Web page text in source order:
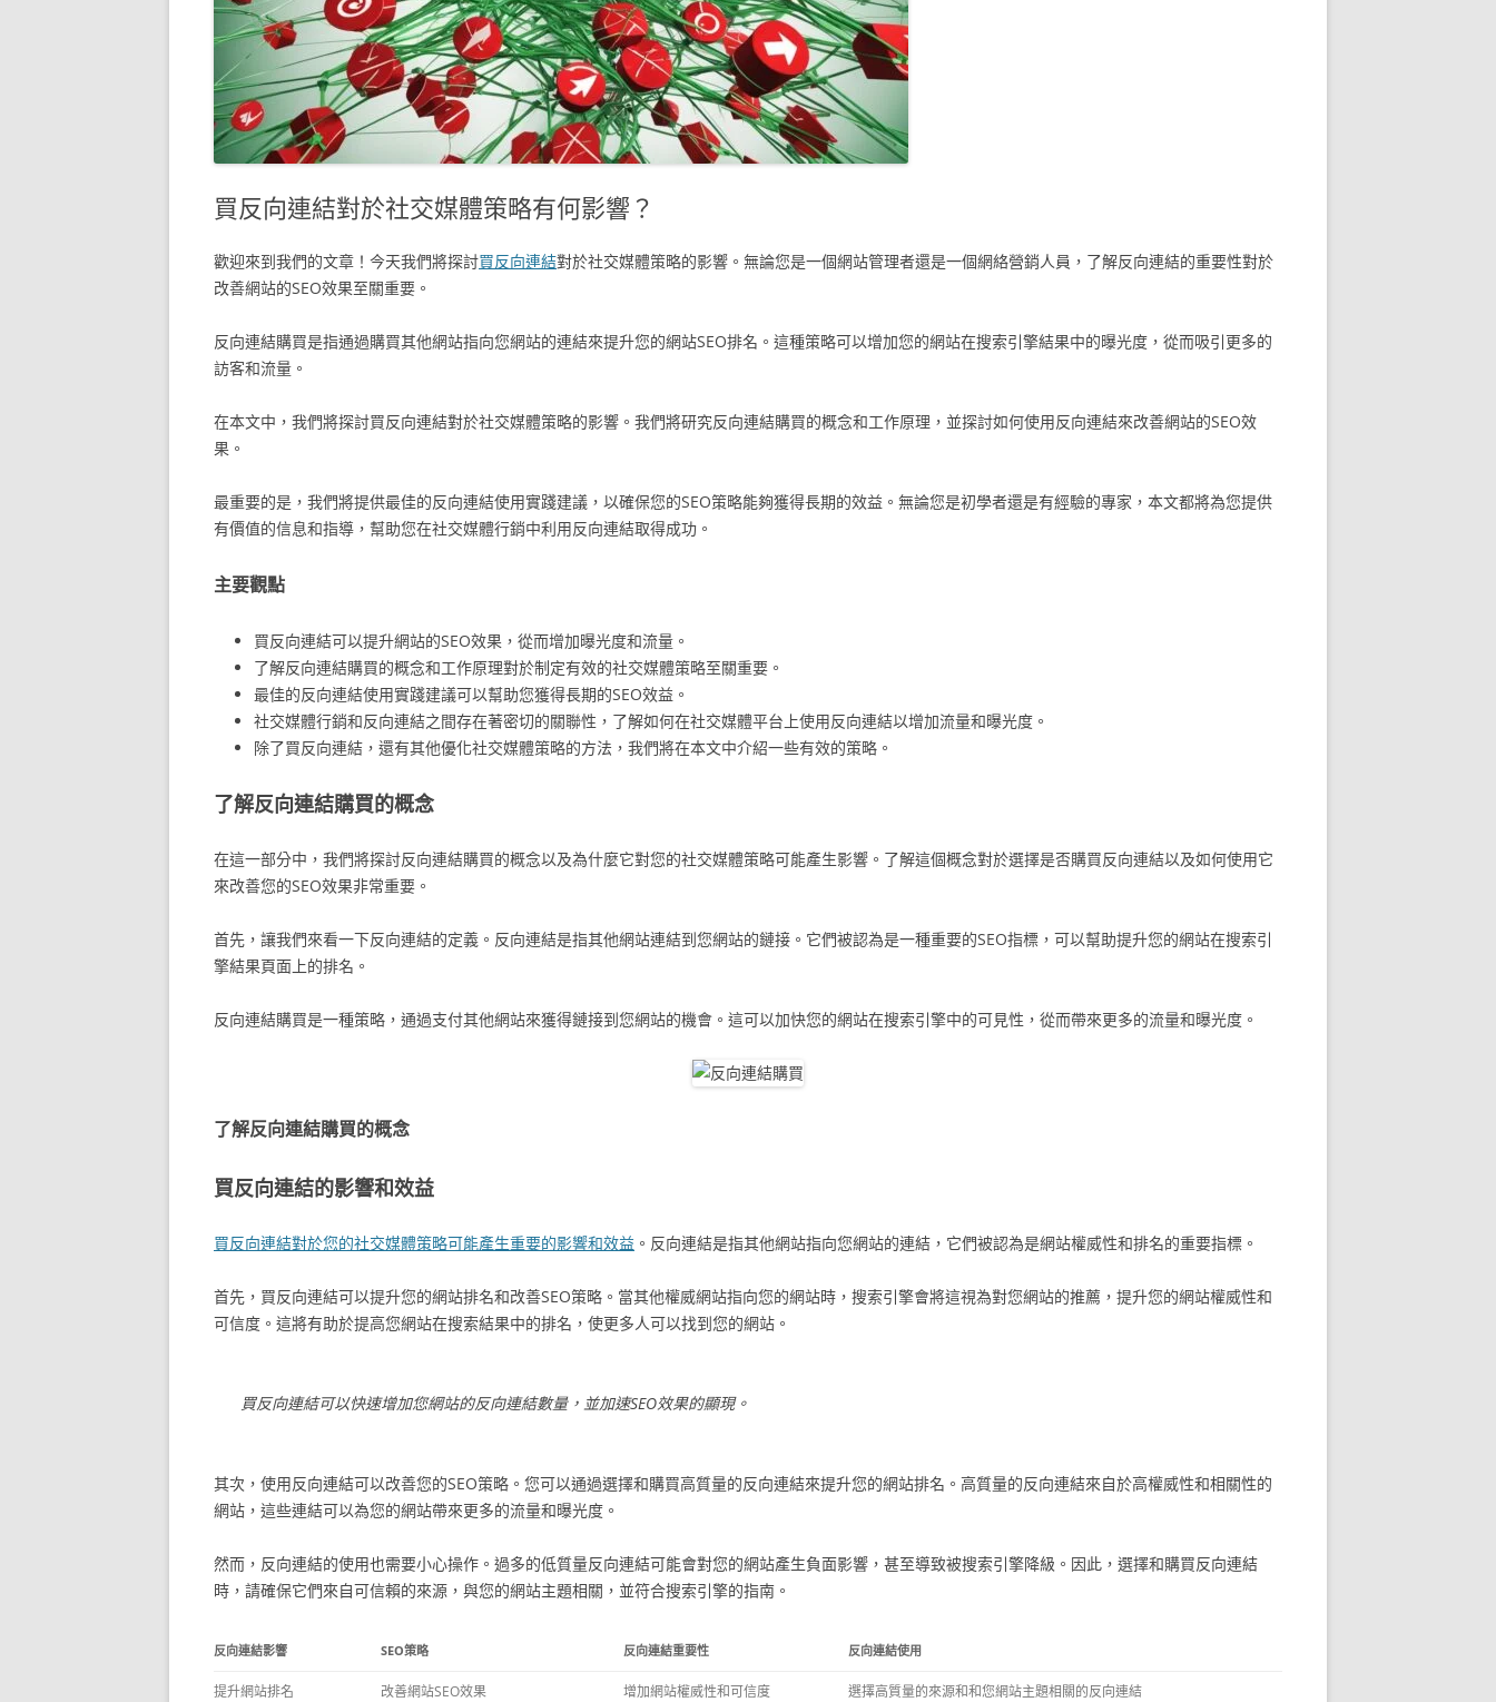
買反向連結對於社交媒體策略有何影響？
歡迎來到我們的文章！今天我們將探討買反向連結對於社交媒體策略的影響。無論您是一個網站管理者還是一個網絡營銷人員，了解反向連結的重要性對於
改善網站的SEO效果至關重要。
反向連結購買是指通過購買其他網站指向您網站的連結來提升您的網站SEO排名。這種策略可以增加您的網站在搜索引擎結果中的曝光度，從而吸引更多的
訪客和流量。
在本文中，我們將探討買反向連結對於社交媒體策略的影響。我們將研究反向連結購買的概念和工作原理，並探討如何使用反向連結來改善網站的SEO效
果。
最重要的是，我們將提供最佳的反向連結使用實踐建議，以確保您的SEO策略能夠獲得長期的效益。無論您是初學者還是有經驗的專家，本文都將為您提供
有價值的信息和指導，幫助您在社交媒體行銷中利用反向連結取得成功。
主要觀點
買反向連結可以提升網站的SEO效果，從而增加曝光度和流量。
了解反向連結購買的概念和工作原理對於制定有效的社交媒體策略至關重要。
最佳的反向連結使用實踐建議可以幫助您獲得長期的SEO效益。
社交媒體行銷和反向連結之間存在著密切的關聯性，了解如何在社交媒體平台上使用反向連結以增加流量和曝光度。
除了買反向連結，還有其他優化社交媒體策略的方法，我們將在本文中介紹一些有效的策略。
了解反向連結購買的概念
在這一部分中，我們將探討反向連結購買的概念以及為什麼它對您的社交媒體策略可能產生影響。了解這個概念對於選擇是否購買反向連結以及如何使用它
來改善您的SEO效果非常重要。
首先，讓我們來看一下反向連結的定義。反向連結是指其他網站連結到您網站的鏈接。它們被認為是一種重要的SEO指標，可以幫助提升您的網站在搜索引
擎結果頁面上的排名。
反向連結購買是一種策略，通過支付其他網站來獲得鏈接到您網站的機會。這可以加快您的網站在搜索引擎中的可見性，從而帶來更多的流量和曝光度。
了解反向連結購買的概念
買反向連結的影響和效益
買反向連結對於您的社交媒體策略可能產生重要的影響和效益 。反向連結是指其他網站指向您網站的連結，它們被認為是網站權威性和排名的重要指標。
首先，買反向連結可以提升您的網站排名和改善SEO策略。當其他權威網站指向您的網站時，搜索引擎會將這視為對您網站的推薦，提升您的網站權威性和
可信度。這將有助於提高您網站在搜索結果中的排名，使更多人可以找到您的網站。
買反向連結可以快速增加您網站的反向連結數量，並加速SEO效果的顯現。
其次，使用反向連結可以改善您的SEO策略。您可以通過選擇和購買高質量的反向連結來提升您的網站排名。高質量的反向連結來自於高權威性和相關性的
網站，這些連結可以為您的網站帶來更多的流量和曝光度。
然而，反向連結的使用也需要小心操作。過多的低質量反向連結可能會對您的網站產生負面影響，甚至導致被搜索引擎降級。因此，選擇和購買反向連結
時，請確保它們來自可信賴的來源，與您的網站主題相關，並符合搜索引擎的指南。
反向連結影響 SEO策略 反向連結重要性 反向連結使用
提升網站排名 改善網站SEO效果 增加網站權威性和可信度 選擇高質量的來源和和您網站主題相關的反向連結